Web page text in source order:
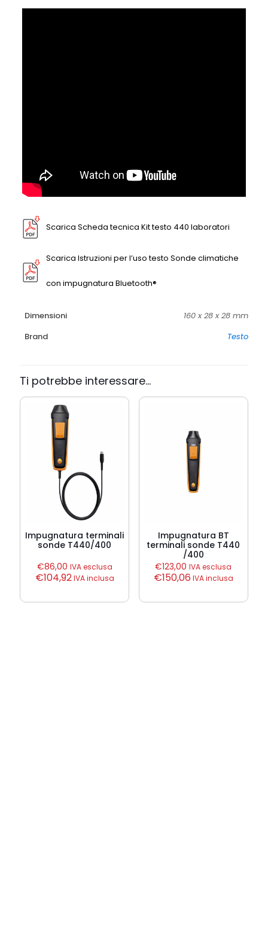
Scarica Scheda tecnica Kit testo 440 laboratori
Scarica Istruzioni per l’uso testo Sonde climatiche
con impugnatura Bluetooth®
Dimensioni
160 x 28 x 28 mm
Brand
Testo
Ti potrebbe interessare…
Impugnatura terminali
sonde T440/400
€86,00 IVA esclusa
€104,92IVA inclusa
Impugnatura BT
terminali sonde T440
/400
€123,00 IVA esclusa
€150,06 IVA inclusa